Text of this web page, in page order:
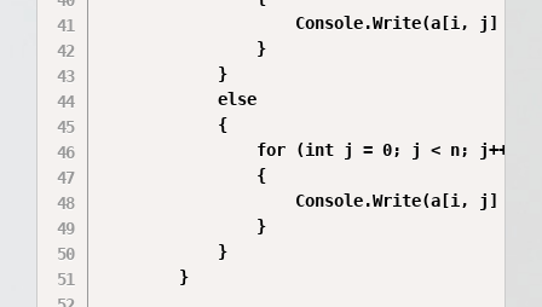
Console.Write(a[i, j] + "
                }
            }
            else
            {
                for (int j = 0; j < n; j++)
                {
Console.Write(a[i, j] + "
                }
            }
        }